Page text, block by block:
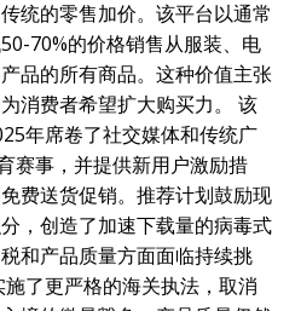
统的零售加价。该平台以通常
70%的价格销售从服装、电
品的所有商品。这种价值主张
消费者希望扩大购买力。 该
年席卷了社交媒体和传统广
赛事，并提供新用户激励措
费送货促销。推荐计划鼓励现
，创造了加速下载量的病毒式
和产品质量方面面临持续挑
了更严格的海关执法，取消